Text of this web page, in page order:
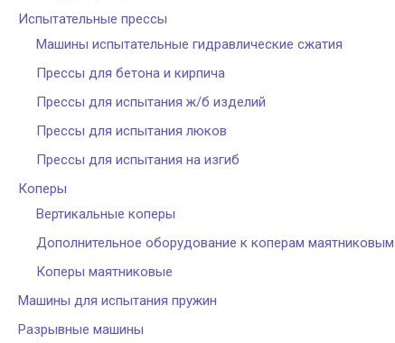
Испытательные прессы
Машины испытательные гидравлические сжатия
Прессы для бетона и кирпича
Прессы для испытания ж/б изделий
Прессы для испытания люков
Прессы для испытания на изгиб
Коперы
Вертикальные коперы
Дополнительное оборудование к коперам маятниковым
Коперы маятниковые
Машины для испытания пружин
Разрывные машины